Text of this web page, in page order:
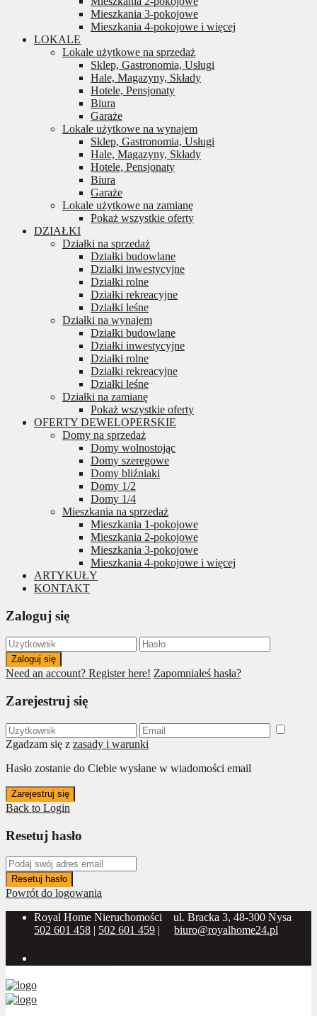
Mieszkania 3-pokojowe
Mieszkania 4-pokojowe i więcej
LOKALE
Lokale użytkowe na sprzedaż
Sklep, Gastronomia, Usługi
Hale, Magazyny, Składy
Hotele, Pensjonaty
Biura
Garaże
Lokale użytkowe na wynajem
Sklep, Gastronomia, Usługi
Hale, Magazyny, Składy
Hotele, Pensjonaty
Biura
Garaże
Lokale użytkowe na zamianę
Pokaż wszystkie oferty
DZIAŁKI
Działki na sprzedaż
Działki budowlane
Działki inwestycyjne
Działki rolne
Działki rekreacyjne
Działki leśne
Działki na wynajem
Działki budowlane
Działki inwestycyjne
Działki rolne
Działki rekreacyjne
Działki leśne
Działki na zamianę
Pokaż wszystkie oferty
OFERTY DEWELOPERSKIE
Domy na sprzedaż
Domy wolnostojąc
Domy szeregowe
Domy bliźniaki
Domy 1/2
Domy 1/4
Mieszkania na sprzedaż
Mieszkania 1-pokojowe
Mieszkania 2-pokojowe
Mieszkania 3-pokojowe
Mieszkania 4-pokojowe i więcej
ARTYKUŁY
KONTAKT
Zaloguj się
Zaloguj się
Need an account? Register here! Zapomniałeś hasła?
Zarejestruj się
Zgadzam się z zasady i warunki
Hasło zostanie do Ciebie wysłane w wiadomości email
Zarejestruj się
Back to Login
Resetuj hasło
Resetuj hasło
Powrót do logowania
Royal Home Nieruchomości
ul. Bracka 3, 48-300 Nysa
502 601 458 | 502 601 459 | biuro@royalhome24.pl